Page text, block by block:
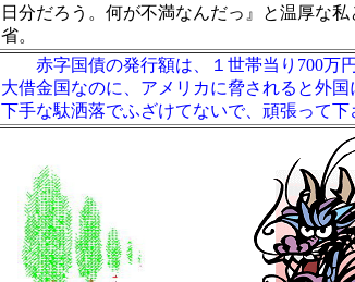
日分だろう。何が不満なんだっ』と温厚な
省。
赤字国債の発行額は、１世帯当り700万
大借金国なのに、アメリカに脅されると外
下手な駄洒落でふざけてないで、頑張って